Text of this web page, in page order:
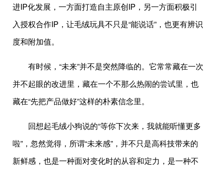
进IP化发展，一方面打造自主原创IP，另一方面积极引
入授权合作IP，让毛绒玩具不只是“能说话”，也更有辨识
度和附加值。
有时候，“未来”并不是突然降临的。它常常藏在一次
并不起眼的改进里，藏在一个不那么热闹的尝试里，也
藏在“先把产品做好”这样的朴素信念里。
回想起毛绒小狗说的“等你下次来，我就能听懂更多
啦”，忽然觉得，所谓“未来感”，并不只是高科技带来的
新鲜感，也是一种面对变化时的从容和定力，是一种不